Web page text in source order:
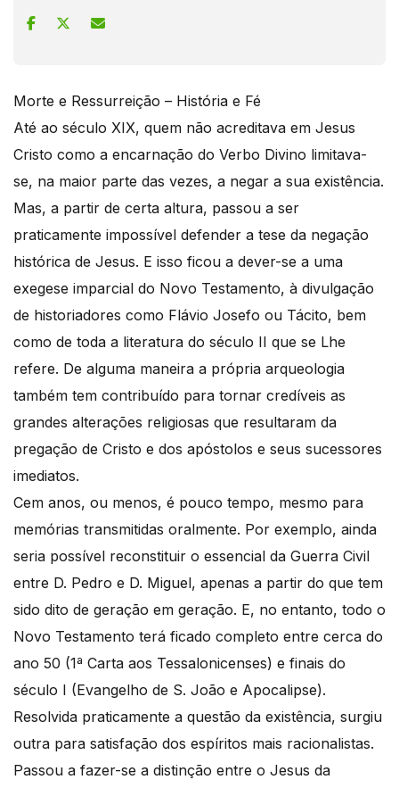
Morte e Ressurreição – História e Fé
Até ao século XIX, quem não acreditava em Jesus
Cristo como a encarnação do Verbo Divino limitava-
se, na maior parte das vezes, a negar a sua existência.
Mas, a partir de certa altura, passou a ser
praticamente impossível defender a tese da negação
histórica de Jesus. E isso ficou a dever-se a uma
exegese imparcial do Novo Testamento, à divulgação
de historiadores como Flávio Josefo ou Tácito, bem
como de toda a literatura do século II que se Lhe
refere. De alguma maneira a própria arqueologia
também tem contribuído para tornar credíveis as
grandes alterações religiosas que resultaram da
pregação de Cristo e dos apóstolos e seus sucessores
imediatos.
Cem anos, ou menos, é pouco tempo, mesmo para
memórias transmitidas oralmente. Por exemplo, ainda
seria possível reconstituir o essencial da Guerra Civil
entre D. Pedro e D. Miguel, apenas a partir do que tem
sido dito de geração em geração. E, no entanto, todo o
Novo Testamento terá ficado completo entre cerca do
ano 50 (1ª Carta aos Tessalonicenses) e finais do
século I (Evangelho de S. João e Apocalipse).
Resolvida praticamente a questão da existência, surgiu
outra para satisfação dos espíritos mais racionalistas.
Passou a fazer-se a distinção entre o Jesus da